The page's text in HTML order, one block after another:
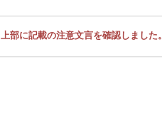
上部に記載の注意文言を確認しました。